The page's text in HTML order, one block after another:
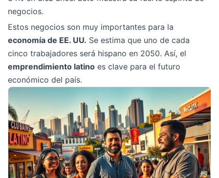
negocios.
Estos negocios son muy importantes para la
economía de EE. UU. Se estima que uno de cada
cinco trabajadores será hispano en 2050. Así, el
emprendimiento latino es clave para el futuro
económico del país.